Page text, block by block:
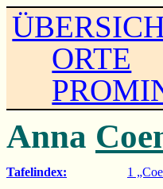
ORTE
Anna
Tafelindex: 1